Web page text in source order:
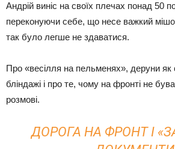
Андрій виніс на своїх плечах понад 50
переконуючи себе, що несе важкий
так було легше не здаватися.
Про «весілля на пельменях», деруни
бліндажі і про те, чому на фронті не
розмові.
ДОРОГА НА ФРОНТ І